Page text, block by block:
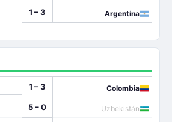
1 – 3 Argentina
1 – 3
Colombia
5 – 0
Uzbekistán